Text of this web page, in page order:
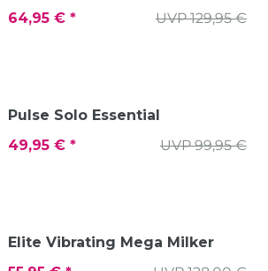
UVP 129,95 €
64,95 € *
Pulse Solo Essential
UVP 99,95 €
49,95 € *
Elite Vibrating Mega Milker